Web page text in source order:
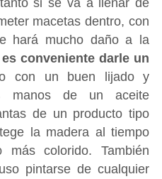
macetas dentro, con
hará mucho daño a la
es conveniente darle un
con un buen lijado y
manos de un aceite
de un producto tipo
la madera al tiempo
colorido. También
pintarse de cualquier